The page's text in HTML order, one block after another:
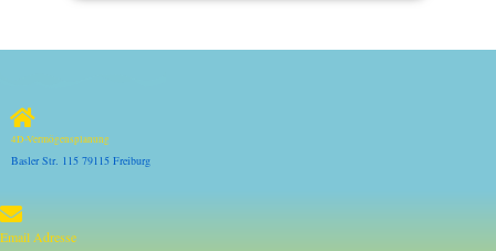
4D-Vermögensplanung
Basler Str. 115 79115 Freiburg
Email Adresse